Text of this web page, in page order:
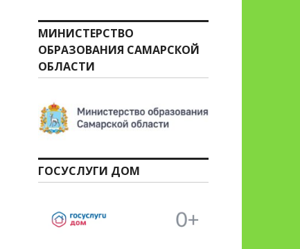
МИНИСТЕРСТВО
ОБРАЗОВАНИЯ САМАРСКОЙ
ОБЛАСТИ
ГОСУСЛУГИ ДОМ